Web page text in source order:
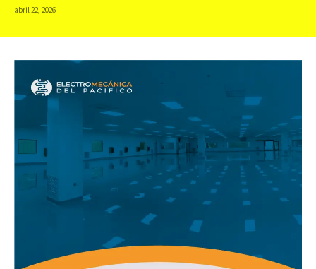
abril 22, 2026